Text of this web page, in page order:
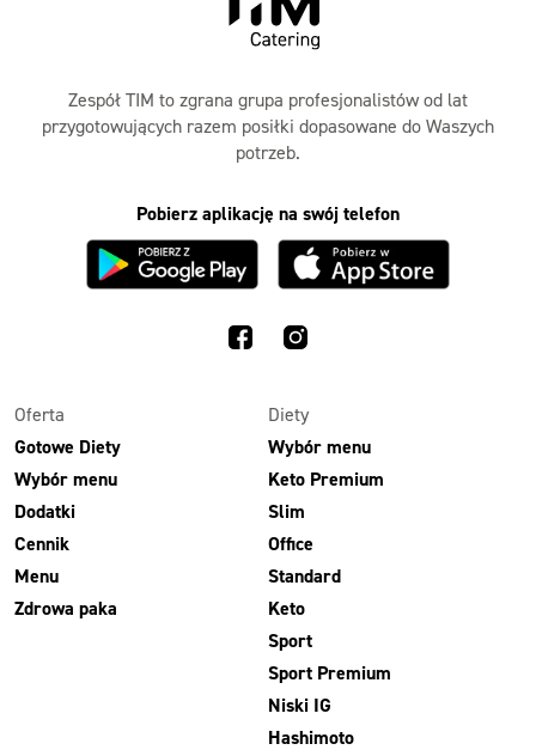
1500kcal - 2250kcal
ta sama wygoda!
50,31 zł
Zamów dietę!
Menu
Zespół TIM to zgrana grupa profesjonalistów od lat
przygotowujących razem posiłki dopasowane do Waszych
potrzeb.
Pobierz aplikację na swój telefon
Oferta
Gotowe Diety
Wybór menu
Dodatki
Cennik
Menu
Zdrowa paka
Diety
Wybór menu
Keto Premium
Slim
Office
Standard
Keto
Sport
Sport Premium
Niski IG
Hashimoto